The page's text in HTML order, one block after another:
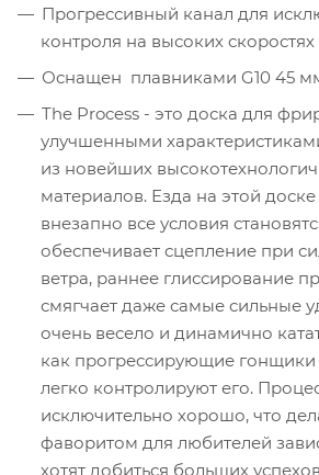
Прогрессивный канал для
контроля на высоких скоростях
Оснащен плавниками G10 45
The Process - это доска для
улучшенными
из новейших
материалов. Езда на этой
внезапно все условия
обеспечивает сцепление при
ветра, раннее глиссирование
смягчает даже самые сильные
очень весело и динамично
как прогрессирующие
легко контролируют его.
исключительно хорошо, что
фаворитом для любителей
хотят добиться больших